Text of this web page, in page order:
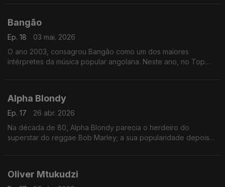
Bangão
Ep. 18
03 mai. 2026
O ano 2003, consagrou Bangão como um dos maiores
intérpretes da música popular angolana. Neste ano, no Top
Alpha Blondy
Ep. 17
26 abr. 2026
Na década de 80, Alpha Blondy parecia o herdeiro do
superstar do reggae Bob Marley; a sua popularidade depois
Oliver Mtukudzi